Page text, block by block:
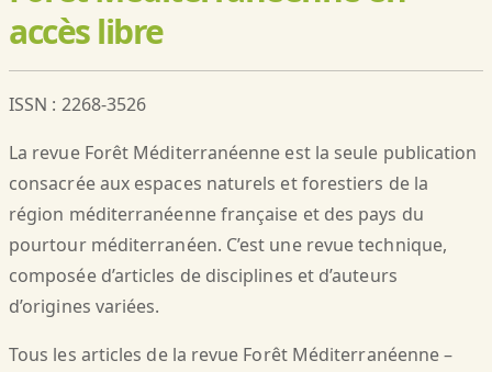
accès libre
ISSN : 2268-3526
La revue Forêt Méditerranéenne est la seule publication
consacrée aux espaces naturels et forestiers de la
région méditerranéenne française et des pays du
pourtour méditerranéen. C’est une revue technique,
composée d’articles de disciplines et d’auteurs
d’origines variées.
Tous les articles de la revue Forêt Méditerranéenne –